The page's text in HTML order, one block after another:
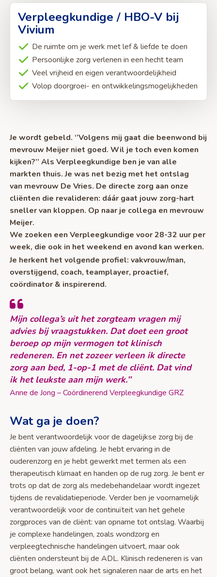
Verpleegkundige / HBO-V bij
Vivium
De ruimte om je werk met lef & liefde te doen
Persoonlijke zorg verlenen in een hecht team
Veel vrijheid en eigen verantwoordelijkheid
Volop doorgroei- en ontwikkelingsmogelijkheden
Je wordt gebeld. ‘’Volgens mij gaat die beenwond bij
mevrouw Meijer niet goed. Wil je toch even komen
kijken?’’ Als Verpleegkundige ben je van alle
markten thuis. Je was net bezig met het ontslag
van mevrouw De Vries. De directe zorg aan onze
cliënten die revalideren: dáár gaat jouw zorg-hart
sneller van kloppen. Op naar je collega en mevrouw
Meijer.
We zoeken een Verpleegkundige voor 28-32 uur per
week, die ook in het weekend en avond kan werken.
Je herkent het volgende profiel: vakvrouw/man,
overstijgend, coach, teamplayer, proactief,
coördinator & inspirerend.
Mijn collega’s uit het zorgteam vragen mij
advies bij vraagstukken. Dat doet een groot
beroep op mijn vermogen tot klinisch
redeneren. En net zozeer verleen ik directe
zorg aan bed, 1-op-1 met de cliënt. Dat vind
ik het leukste aan mijn werk.’’
Anne de Jong – Coördinerend Verpleegkundige GRZ
Wat ga je doen?
Je bent verantwoordelijk voor de dagelijkse zorg bij de
cliënten van jouw afdeling. Je hebt ervaring in de
ouderenzorg en je hebt gewerkt met termen als een
therapeutisch klimaat en handen op de rug zorg. Je bent er
trots op dat de zorg als medebehandelaar wordt ingezet
tijdens de revalidatieperiode. Verder ben je voornamelijk
verantwoordelijk voor de continuïteit van het gehele
zorgproces van de cliënt: van opname tot ontslag. Waarbij
je complexe handelingen, zoals wondzorg en
verpleegtechnische handelingen uitvoert, maar ook
cliënten ondersteunt bij de ADL. Klinisch redeneren is van
groot belang, want ook het signaleren naar de arts en het